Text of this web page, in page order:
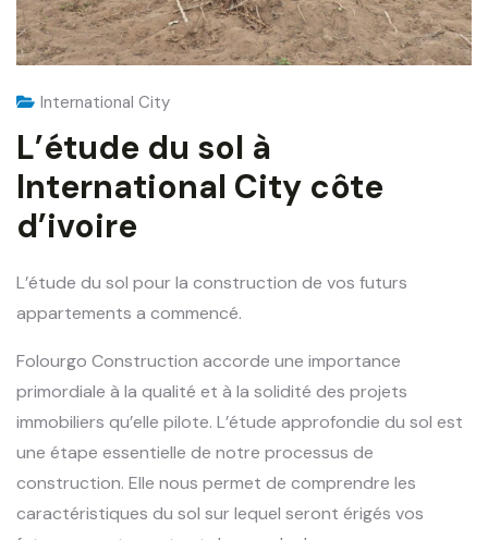
International City
L’étude du sol à
International City côte
d’ivoire
L’étude du sol pour la construction de vos futurs
appartements a commencé.
Folourgo Construction accorde une importance
primordiale à la qualité et à la solidité des projets
immobiliers qu’elle pilote. L’étude approfondie du sol est
une étape essentielle de notre processus de
construction. Elle nous permet de comprendre les
caractéristiques du sol sur lequel seront érigés vos